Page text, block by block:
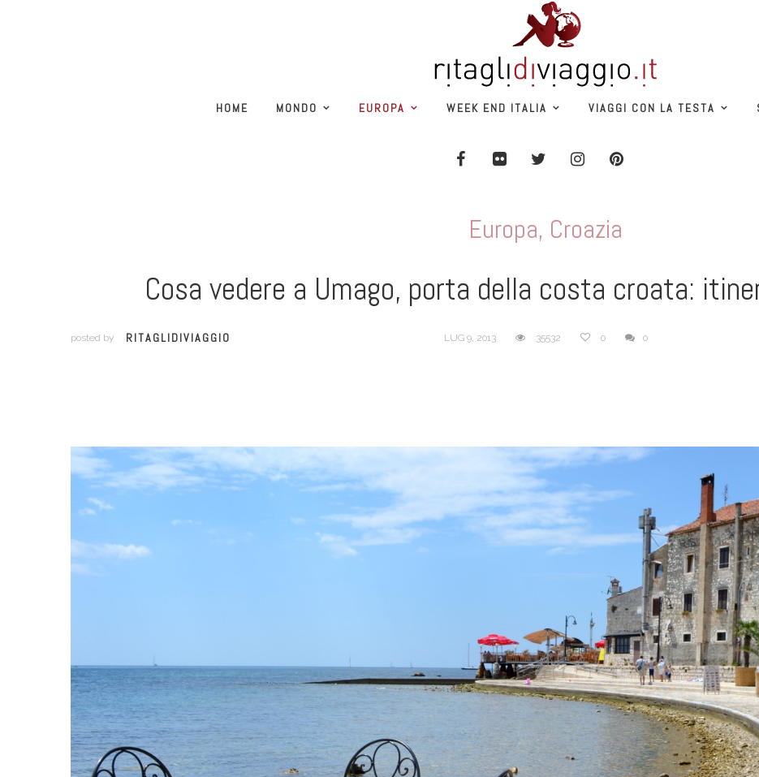
HOME MONDO EUROPA WEEK END ITALIA VIAGGI CON LA TESTA
Europa, Croazia
Cosa vedere a Umago, porta della costa croata:
posted by RITAGLIDIVIAGGIO LUG 9, 2013 35532 0 0